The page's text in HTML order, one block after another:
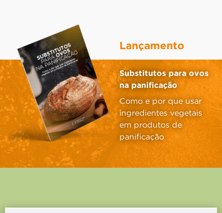
Lançamento
Substitutos para ovos
na panificação
Como e por que usar
ingredientes vegetais
em produtos de
panificação